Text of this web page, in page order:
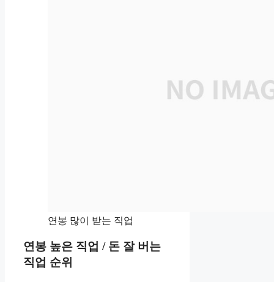
연봉 많이 받는 직업
연봉 높은 직업 / 돈 잘 버는
직업 순위